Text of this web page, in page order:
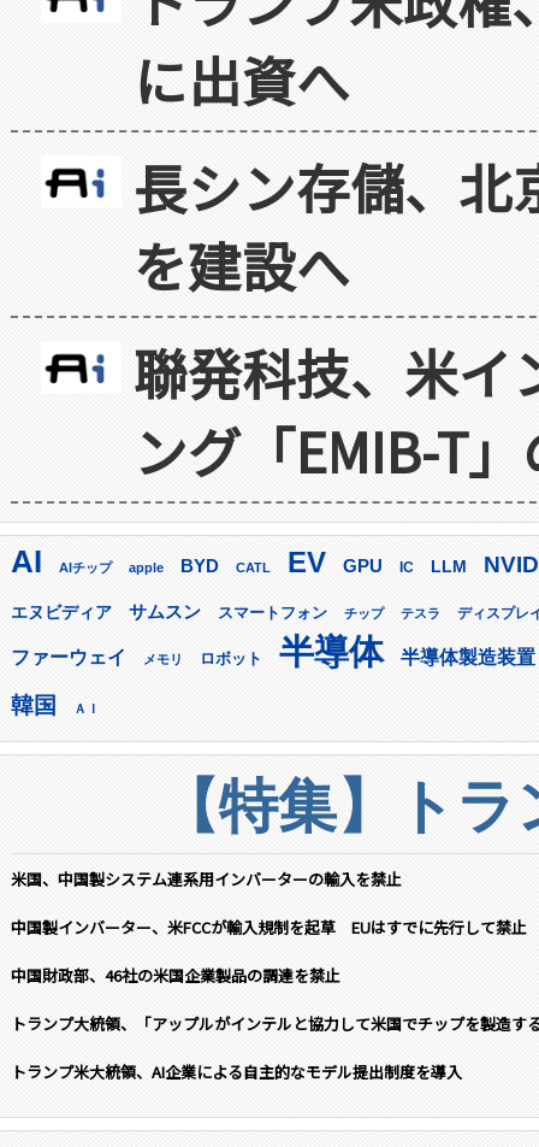
に出資へ
長シン存儲、北
を建設へ
聯発科技、米イ
ング「EMIB-T
AI AIチップ apple BYD CATL EV GPU IC LLM
エヌビディア サムスン スマートフォン チップ テスラ ディスプレ
ファーウェイ メモリ ロボット 半導体 半導体製造装置
韓国 ＡＩ
【特集】ト
米国、中国製システム連系用インバーターの輸入を禁止
中国製インバーター、米FCCが輸入規制を起草 EUはすでに先行して禁止
中国財政部、46社の米国企業製品の調達を禁止
トランプ大統領、「アップルがインテルと協力して米国でチップを製造す
トランプ米大統領、AI企業による自主的なモデル提出制度を導入